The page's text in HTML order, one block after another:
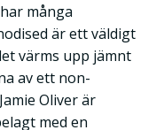
många
är ett väldigt
värms upp jämnt
av ett non-
Oliver är
med en